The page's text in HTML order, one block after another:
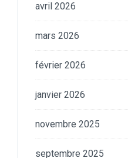
avril 2026
mars 2026
février 2026
janvier 2026
novembre 2025
septembre 2025